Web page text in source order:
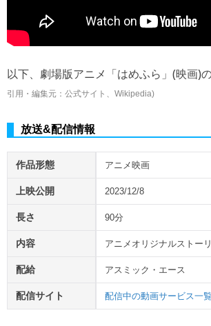
以下、劇場版アニメ「はめふら」(映画)
引用・編集元：公式サイト、Wikipedia)
放送&配信情報
作品形態 アニメ映画
上映公開 2023/12/8
長さ 90分
内容 アニメオリジナルストー
配給 アスミック・エース
配信サイト 配信中の動画サービス一